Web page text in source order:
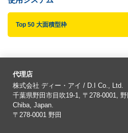
Top 50 大面積型枠
代理店
株式会社 ディー・アイ / D.I Co., Ltd.
千葉県野田市目吹19-1, 〒278-0001,
Chiba, Japan.
〒278-0001 野田